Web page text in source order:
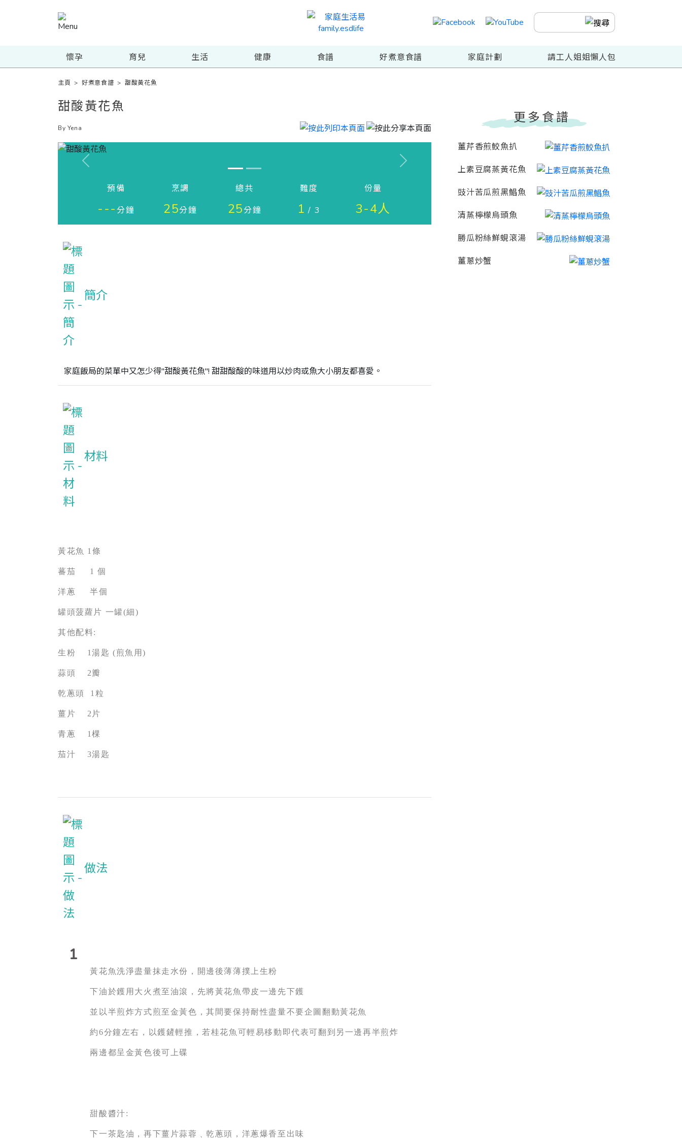
懷孕 育兒 生活 健康 食譜 好煮意食譜 家庭計劃 請工人姐姐懶人包
主頁 >好煮意食譜 >甜酸黃花魚
甜酸黃花魚
By Yena
Previous Next
預備
---分鐘
烹調
25分鐘
總共
25分鐘
難度
1 / 3
份量
3-4人
簡介
家庭飯局的菜單中又怎少得"甜酸黃花魚"! 甜甜酸酸的味道用以炒肉或魚大小朋友都喜愛。
材料
黃花魚 1條
蕃茄 1 個
洋蔥 半個
罐頭菠蘿片 一罐(細)
其他配料:
生粉 1湯匙 (煎魚用)
蒜頭 2瓣
乾蔥頭 1粒
薑片 2片
青蔥 1棵
茄汁 3湯匙
做法
1
黃花魚洗淨盡量抹走水份，開邊後薄薄撲上生粉
下油於鑊用大火煮至油滾，先將黃花魚帶皮一邊先下鑊
並以半煎炸方式煎至金黃色，其間要保持耐性盡量不要企圖翻動黃花魚
約6分鐘左右，以鑊鏟輕推，若桂花魚可輕易移動即代表可翻到另一邊再半煎炸
兩邊都呈金黃色後可上碟
甜酸醬汁:
下一茶匙油，再下薑片蒜蓉﹑乾蔥頭，洋蔥爆香至出味
更多食譜
薑芹香煎鮫魚扒
上素豆腐蒸黃花魚
豉汁苦瓜煎黑鯧魚
清蒸檸檬烏頭魚
勝瓜粉絲鮮蜆滾湯
薑蔥炒蟹